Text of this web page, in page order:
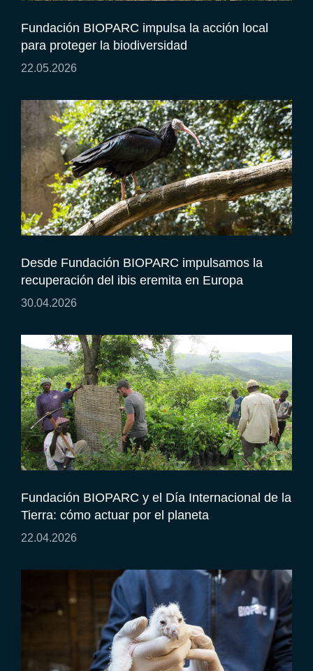
Fundación BIOPARC impulsa la acción local
para proteger la biodiversidad
22.05.2026
Desde Fundación BIOPARC impulsamos la
recuperación del ibis eremita en Europa
30.04.2026
Fundación BIOPARC y el Día Internacional de la
Tierra: cómo actuar por el planeta
22.04.2026